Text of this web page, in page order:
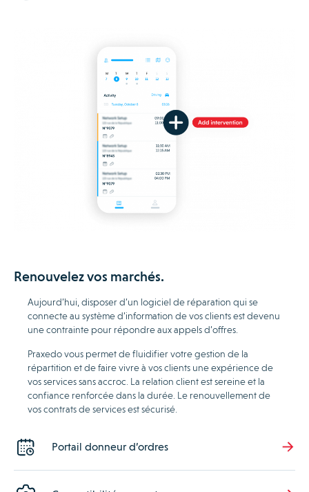
Renouvelez vos marchés.
Aujourd’hui, disposer d’un logiciel de réparation qui se
connecte au système d’information de vos clients est devenu
une contrainte pour répondre aux appels d’offres.
Praxedo vous permet de fluidifier votre gestion de la
répartition et de faire vivre à vos clients une expérience de
vos services sans accroc. La relation client est sereine et la
confiance renforcée dans la durée. Le renouvellement de
vos contrats de services est sécurisé.
Portail donneur d’ordres